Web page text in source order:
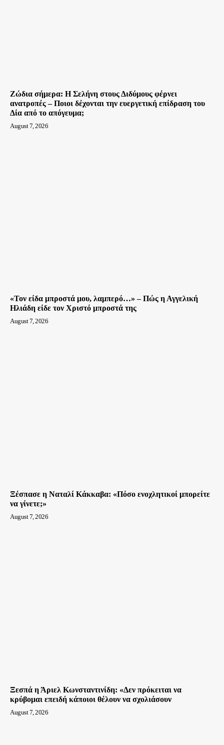
Ζώδια σήμερα: Η Σελήνη στους Διδύμους φέρνει
ανατροπές – Ποιοι δέχονται την ευεργετική επίδραση του
Δία από το απόγευμα;
August 7, 2026
«Τον είδα μπροστά μου, λαμπερό…» – Πώς η Αγγελική
Ηλιάδη είδε τον Χριστό μπροστά της
August 7, 2026
Ξέσπασε η Ναταλί Κάκκαβα: «Πόσο ενοχλητικοί μπορείτε
να γίνετε;»
August 7, 2026
Ξεσπά η Άριελ Κωνσταντινίδη: «Δεν πρόκειται να
κρύβομαι επειδή κάποιοι θέλουν να σχολιάσουν
August 7, 2026